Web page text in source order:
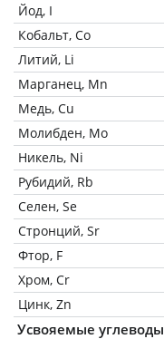
Йод, I
Кобальт, Co
Литий, Li
Марганец, Mn
Медь, Cu
Молибден, Mo
Никель, Ni
Рубидий, Rb
Селен, Se
Стронций, Sr
Фтор, F
Хром, Cr
Цинк, Zn
Усвояемые углеводы